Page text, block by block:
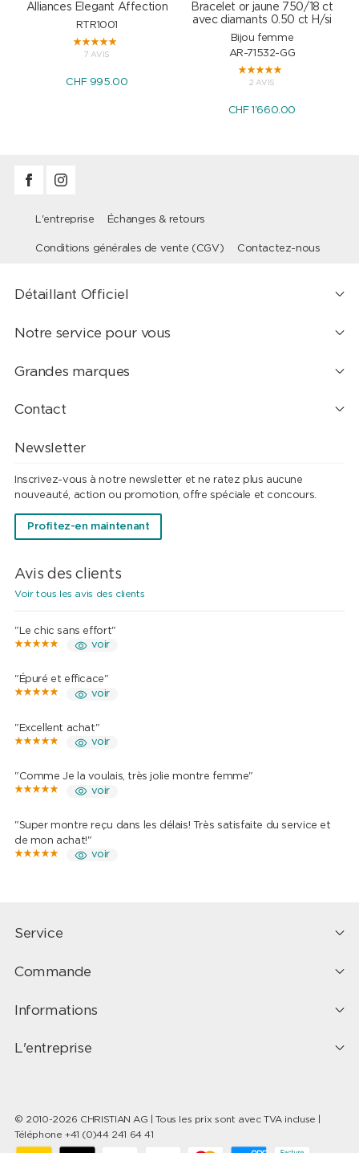
Alliances Elegant Affection
RTR1001
7 AVIS
CHF 995.00
Bracelet or jaune 750/18 ct
avec diamants 0.50 ct H/si
Bijou femme
AR-71532-GG
2 AVIS
CHF 1'660.00
L'entreprise Échanges & retours
Conditions générales de vente (CGV) Contactez-nous
Détaillant Officiel
Notre service pour vous
Grandes marques
Contact
Newsletter
Inscrivez-vous à notre newsletter et ne ratez plus aucune
nouveauté, action ou promotion, offre spéciale et concours.
Profitez-en maintenant
Avis des clients
Voir tous les avis des clients
"Le chic sans effort"
voir
"Épuré et efficace"
voir
"Excellent achat"
voir
"Comme Je la voulais, très jolie montre femme"
voir
"Super montre reçu dans les délais! Très satisfaite du service et
de mon achat!"
voir
Service
Commande
Informations
L'entreprise
© 2010-2026 CHRISTIAN AG | Tous les prix sont avec TVA incluse |
Téléphone +41 (0)44 241 64 41